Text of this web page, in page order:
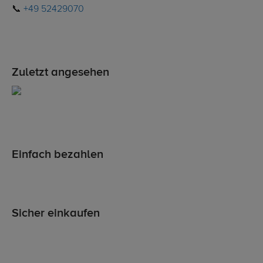
📞 +49 52429070
Zuletzt angesehen
Einfach bezahlen
Sicher einkaufen